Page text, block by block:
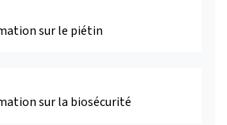
sur le piétin
sur la biosécurité